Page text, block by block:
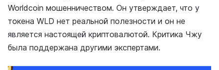
Worldcoin мошенничеством. Он утверждает, что у
токена WLD нет реальной полезности и он не
является настоящей криптовалютой. Критика Чжу
была поддержана другими экспертами.